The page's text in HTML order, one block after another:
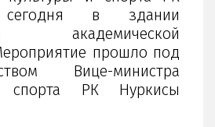
сегодня в здании
академической
прошло под
Вице-министра
спорта РК Нуркисы